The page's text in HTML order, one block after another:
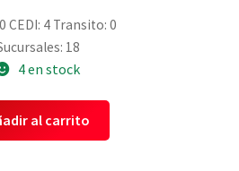
CEDI: 4 Transito: 0
18
4 en stock
al carrito